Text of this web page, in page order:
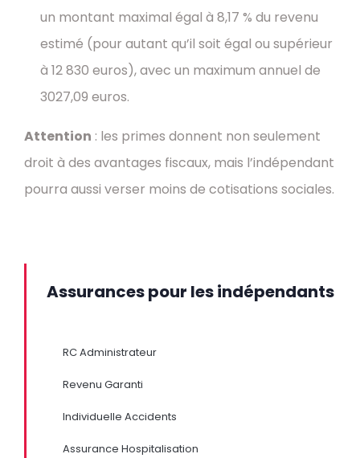
un montant maximal égal à 8,17 % du revenu
estimé (pour autant qu’il soit égal ou supérieur
à 12 830 euros), avec un maximum annuel de
3027,09 euros.
Attention : les primes donnent non seulement
droit à des avantages fiscaux, mais l’indépendant
pourra aussi verser moins de cotisations sociales.
Assurances pour les indépendants
RC Administrateur
Revenu Garanti
Individuelle Accidents
Assurance Hospitalisation